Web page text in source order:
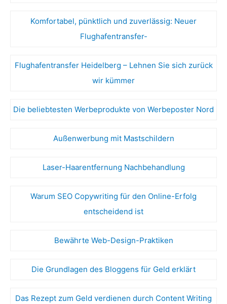
Komfortabel, pünktlich und zuverlässig: Neuer
Flughafentransfer-
Flughafentransfer Heidelberg – Lehnen Sie sich zurück
wir kümmer
Die beliebtesten Werbeprodukte von Werbeposter Nord
Außenwerbung mit Mastschildern
Laser-Haarentfernung Nachbehandlung
Warum SEO Copywriting für den Online-Erfolg
entscheidend ist
Bewährte Web-Design-Praktiken
Die Grundlagen des Bloggens für Geld erklärt
Das Rezept zum Geld verdienen durch Content Writing